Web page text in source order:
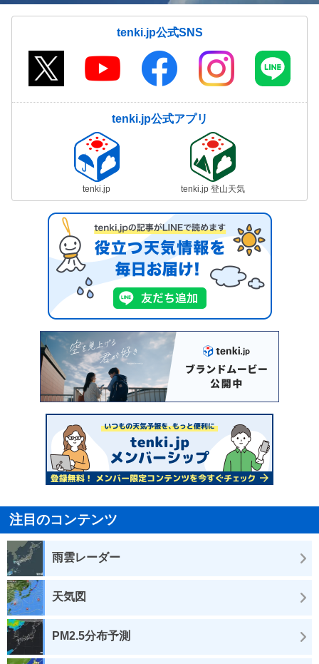
tenki.jp公式SNS
tenki.jp公式アプリ
tenki.jp tenki.jp 登山天気
注目のコンテンツ
雨雲レーダー
天気図
PM2.5分布予測